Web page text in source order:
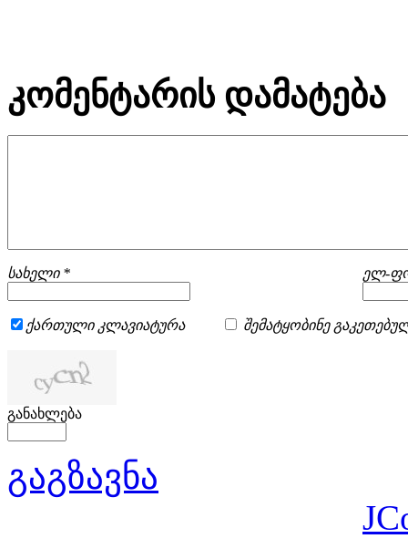
კომენტარის დამატება
სახელი * ელ-
ქართული კლავიატურა შემატყობინე
განახლება
გაგზავნა